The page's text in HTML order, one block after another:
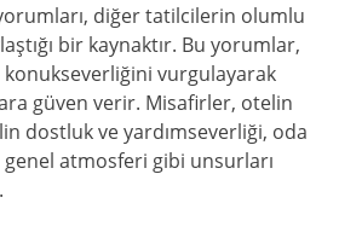
diğer tatilcilerin olumlu
bir kaynaktır. Bu yorumlar,
vurgulayarak
güven verir. Misafirler, otelin
dostluk ve yardımseverliği, oda
atmosferi gibi unsurları